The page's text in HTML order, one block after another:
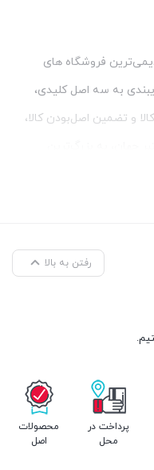
فروشگاه های
به سه اصل کلیدی،
کالا و تضمین اصل‌بودن کالا،
رفتن به بالا
پرداخت در
محل
محصولات
اصل